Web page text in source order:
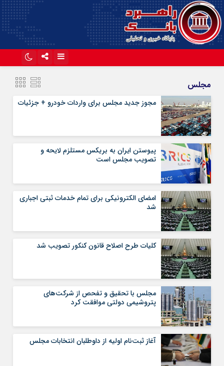
آپارات
مجلس
مجوز جدید مجلس برای واردات خودرو + جزئیات
پیوستن ایران به بریکس مستلزم لایحه و
تصویب مجلس است
امضای الکترونیکی برای تمام خدمات ثبتی اجباری
شد
کلیات طرح اصلاح قانون کنکور تصویب شد
مجلس با تحقیق و تفحص از شرکت‌های
پتروشیمی دولتی موافقت کرد
آغاز ثبت‌نام اولیه از داوطلبان انتخابات مجلس